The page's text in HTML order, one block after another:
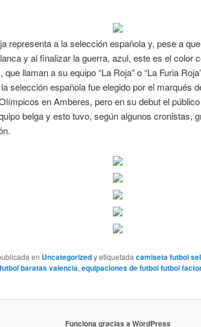
representa a la selección española y, pese a
y al finalizar la guerra, azul, este es el color
que llaman a su equipo “La Roja” o “La Furia
selección española fue elegido por el marqués
en Amberes, pero en su debut el
belga y esto tuvo, según algunos cronistas,
en Uncategorizedy etiquetadacamiseta futbol
baratas valencia,equipaciones de futbol futbol
Funciona gracias a WordPress